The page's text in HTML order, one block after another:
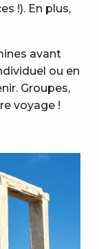
!). En plus,
avant
ou en
Groupes,
voyage !